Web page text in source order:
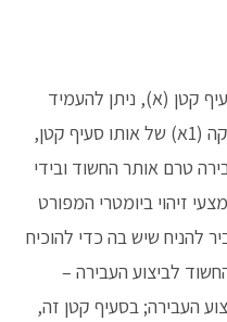
קטן (א), ניתן להעמיד
אדם לדין בשל עבירה כאמור בפסקה (1א) של אותו סעיף קטן,
העבירה טרם אותר החשוד ובידי
זיהוי ביומטרי המפורט
להניח שיש בה כדי להוכיח
לביצוע העבירה –
מיום ביצוע העבירה; בסעיף קטן זה,